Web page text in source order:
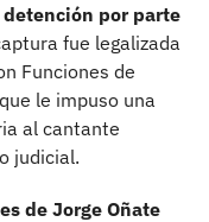
por parte
fue legalizada
Funciones de
le impuso una
al cantante
judicial.
de Jorge Oñate